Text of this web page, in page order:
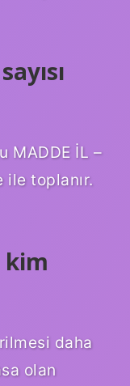
MADDE İL –
ile toplanır.
kim
daha
olan